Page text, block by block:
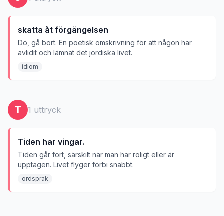
skatta åt förgängelsen
Dö, gå bort. En poetisk omskrivning för att någon har
avlidit och lämnat det jordiska livet.
idiom
T 1 uttryck
Tiden har vingar.
Tiden går fort, särskilt när man har roligt eller är
upptagen. Livet flyger förbi snabbt.
ordsprak